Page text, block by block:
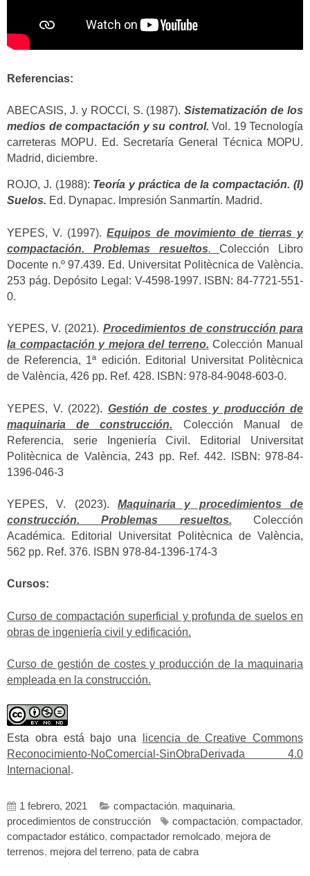
Referencias:
ABECASIS, J. y ROCCI, S. (1987).Sistematización de los
medios de compactación y su control. Vol. 19 Tecnología
carreteras MOPU. Ed. Secretaría General Técnica MOPU.
Madrid, diciembre.
ROJO, J. (1988): Teoría y práctica de la compactación. (I)
Suelos. Ed. Dynapac. Impresión Sanmartín. Madrid.
YEPES, V. (1997).Equipos de movimiento de tierras y
compactación. Problemas resueltos.
Colección Libro
Docente n.º 97.439. Ed. Universitat Politècnica de València.
253 pág. Depósito Legal: V-4598-1997. ISBN: 84-7721-551-
0.
YEPES, V. (2021). Procedimientos de construcción para
la compactación y mejora del terreno. Colección Manual
de Referencia, 1ª edición. Editorial Universitat Politècnica
de València, 426 pp. Ref. 428. ISBN: 978-84-9048-603-0.
YEPES, V. (2022). Gestión de costes y producción de
maquinaria de construcción. Colección Manual de
Referencia, serie Ingeniería Civil. Editorial Universitat
Politècnica de València, 243 pp. Ref. 442. ISBN: 978-84-
1396-046-3
YEPES, V. (2023). Maquinaria y procedimientos de
construcción. Problemas resueltos. Colección
Académica. Editorial Universitat Politècnica de València,
562 pp. Ref. 376. ISBN 978-84-1396-174-3
Cursos:
Curso de compactación superficial y profunda de suelos en
obras de ingeniería civil y edificación.
Curso de gestión de costes y producción de la maquinaria
empleada en la construcción.
Esta obra está bajo una
licencia de Creative Commons
Reconocimiento-NoComercial-SinObraDerivada 4.0
Internacional .
1 febrero, 2021 compactación, maquinaria,
procedimientos de construcción
compactación, compactador,
compactador estático, compactador remolcado, mejora de
terrenos, mejora del terreno, pata de cabra